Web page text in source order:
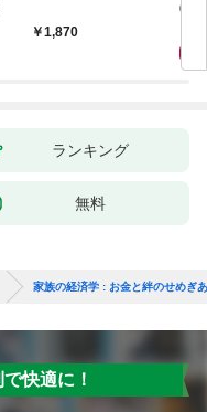
1,870
0兆
ランキング
無料
家族の経済学 : お金と絆のせめぎ
快適に！